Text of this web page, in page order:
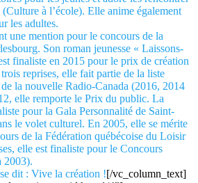
à l’école). Elle anime également
les adultes.
une mention pour le concours de la
Son roman jeunesse « Laissons-
finaliste en 2015 pour le prix de création
reprises, elle fait partie de la liste
la nouvelle Radio-Canada (2016, 2014
elle remporte le Prix du public. La
pour la Gala Personnalité de Saint-
le volet culturel. En 2005, elle se mérite
de la Fédération québécoise du Loisir
elle est finaliste pour le Concours
2003).
dit : Vive la création ![/vc_column_text]